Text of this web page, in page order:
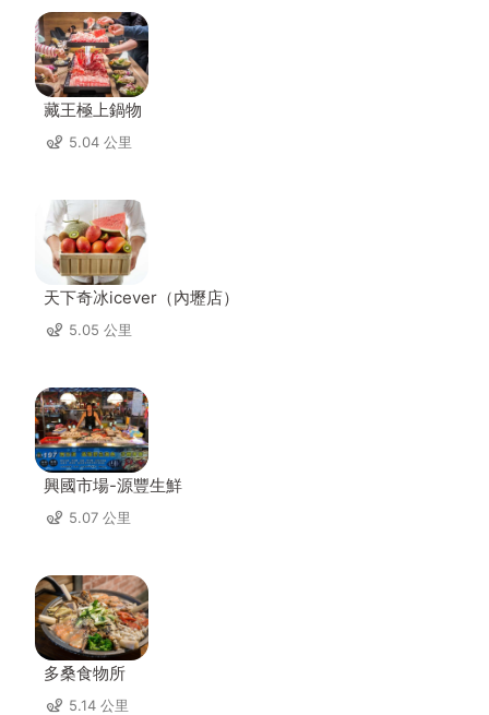
藏王極上鍋物
5.04 公里
天下奇冰icever（內壢店）
5.05 公里
興國市場-源豐生鮮
5.07 公里
多桑食物所
5.14 公里